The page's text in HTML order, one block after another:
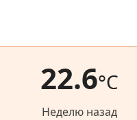
22.6°C
Неделю назад